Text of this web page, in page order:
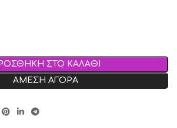
ΣΤΟ ΚΑΛΑΘΙ
ΑΜΕΣΗ ΑΓΟΡΑ